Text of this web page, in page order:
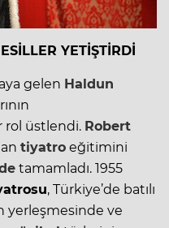
YETİŞTİRDİ
gelen Haldun
rol üstlendi. Robert
tiyatro eğitimini
tamamladı. 1955
su, Türkiye’de batılı
yerleşmesinde ve